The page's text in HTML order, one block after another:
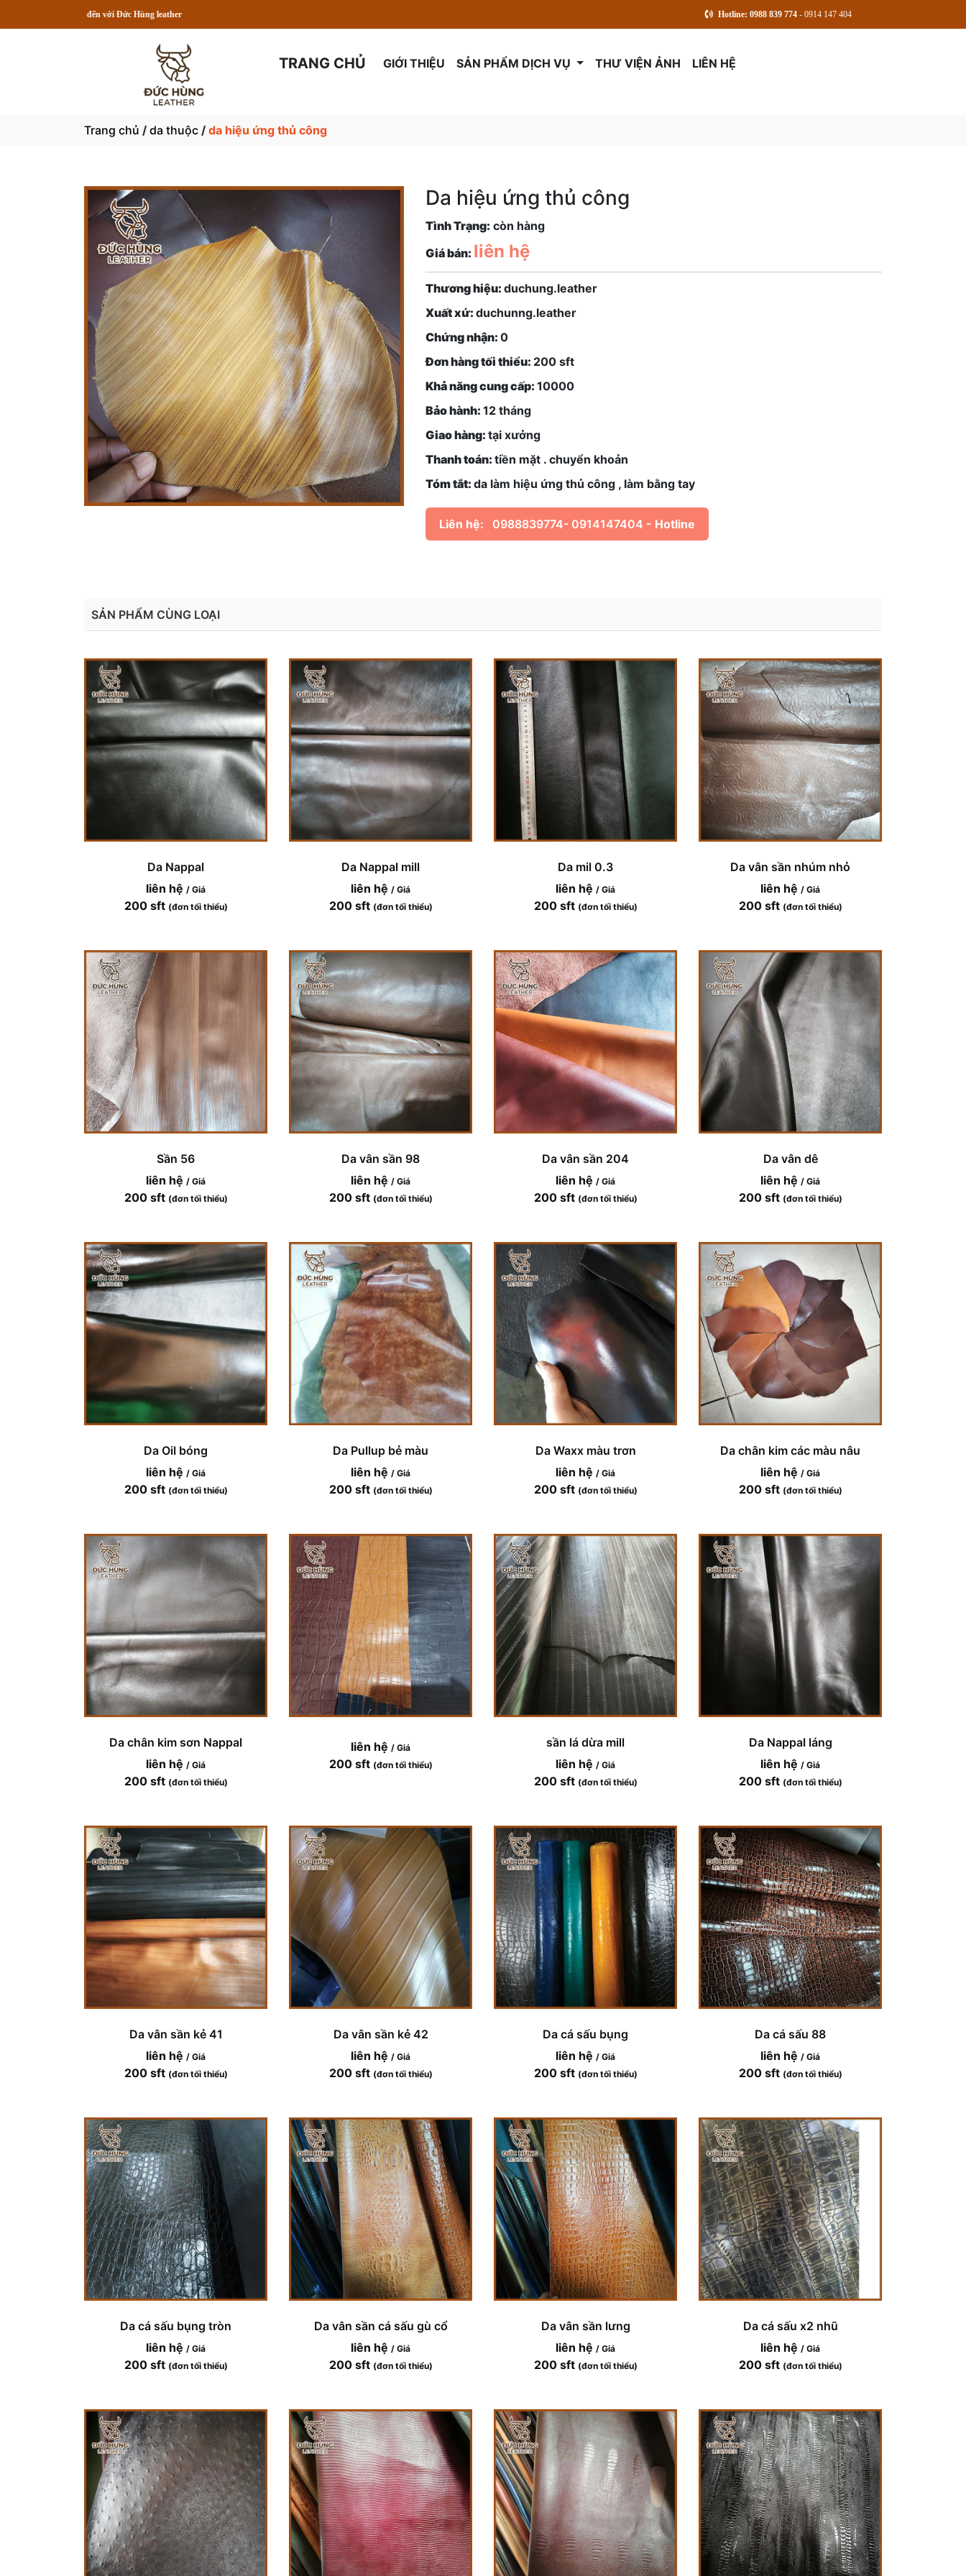
Hotline: 0988 839 774 - 0914 147 404
TRANG CHỦ GIỚI THIỆU SẢN PHẨM DỊCH VỤ THƯ VIỆN ẢNH LIÊN HỆ
Trang chủ / da thuộc / da hiệu ứng thủ công
Da hiệu ứng thủ công
Tình Trạng: còn hàng
Giá bán: liên hệ
Thương hiệu: duchung.leather
Xuất xứ: duchunng.leather
Chứng nhận: 0
Đơn hàng tối thiểu: 200 sft
Khả năng cung cấp: 10000
Bảo hành: 12 tháng
Giao hàng: tại xưởng
Thanh toán: tiền mặt . chuyển khoản
Tóm tắt: da làm hiệu ứng thủ công , làm bằng tay
Liên hệ: 0988839774- 0914147404 - Hotline
SẢN PHẨM CÙNG LOẠI
Da Nappal
liên hệ / Giá
200 sft (đơn tối thiểu)
Da Nappal mill
liên hệ / Giá
200 sft (đơn tối thiểu)
Da mil 0.3
liên hệ / Giá
200 sft (đơn tối thiểu)
Da vân sần nhúm nhỏ
liên hệ / Giá
200 sft (đơn tối thiểu)
Sần 56
liên hệ / Giá
200 sft (đơn tối thiểu)
Da vân sần 98
liên hệ / Giá
200 sft (đơn tối thiểu)
Da vân sần 204
liên hệ / Giá
200 sft (đơn tối thiểu)
Da vân dê
liên hệ / Giá
200 sft (đơn tối thiểu)
Da Oil bóng
liên hệ / Giá
200 sft (đơn tối thiểu)
Da Pullup bẻ màu
liên hệ / Giá
200 sft (đơn tối thiểu)
Da Waxx màu trơn
liên hệ / Giá
200 sft (đơn tối thiểu)
Da chân kim các màu nâu
liên hệ / Giá
200 sft (đơn tối thiểu)
Da chân kim sơn Nappal
liên hệ / Giá
200 sft (đơn tối thiểu)
liên hệ / Giá
200 sft (đơn tối thiểu)
sần lá dừa mill
liên hệ / Giá
200 sft (đơn tối thiểu)
Da Nappal láng
liên hệ / Giá
200 sft (đơn tối thiểu)
Da vân sần kẻ 41
liên hệ / Giá
200 sft (đơn tối thiểu)
Da vân sần kẻ 42
liên hệ / Giá
200 sft (đơn tối thiểu)
Da cá sấu bụng
liên hệ / Giá
200 sft (đơn tối thiểu)
Da cá sấu 88
liên hệ / Giá
200 sft (đơn tối thiểu)
Da cá sấu bụng tròn
liên hệ / Giá
200 sft (đơn tối thiểu)
Da vân sần cá sấu gù cổ
liên hệ / Giá
200 sft (đơn tối thiểu)
Da vân sần lưng
liên hệ / Giá
200 sft (đơn tối thiểu)
Da cá sấu x2 nhũ
liên hệ / Giá
200 sft (đơn tối thiểu)